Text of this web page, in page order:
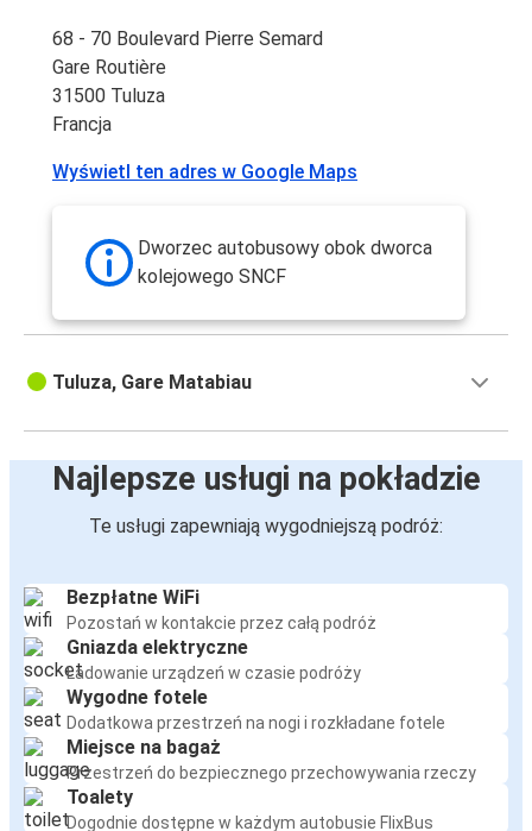
68 - 70 Boulevard Pierre Semard
Gare Routière
31500 Tuluza
Francja
Wyświetl ten adres w Google Maps
Dworzec autobusowy obok dworca
kolejowego SNCF
Tuluza, Gare Matabiau
Najlepsze usługi na pokładzie
Te usługi zapewniają wygodniejszą podróż:
Bezpłatne WiFi
Pozostań w kontakcie przez całą podróż
Gniazda elektryczne
Ładowanie urządzeń w czasie podróży
Wygodne fotele
Dodatkowa przestrzeń na nogi i rozkładane fotele
Miejsce na bagaż
Przestrzeń do bezpiecznego przechowywania rzeczy
Toalety
Dogodnie dostępne w każdym autobusie FlixBus